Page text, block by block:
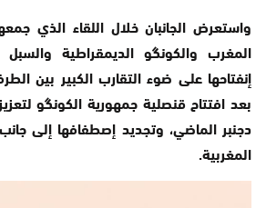
واستعرض الجانبان خلال اللقاء الذي
المغرب والكونگو الديمقراطية والسبل
إنفتاحها على ضوء التقارب الكبير بين
بعد افتتاح قنصلية جمهورية الكونگو
دجنبر الماضي، وتجديد إصطفافها إلى
المغربية.